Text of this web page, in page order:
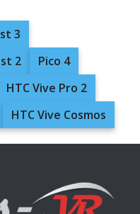
3
2
Pico 4
HTC Vive Pro 2
HTC Vive Cosmos